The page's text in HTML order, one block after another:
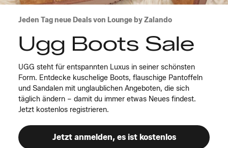
Jeden Tag neue Deals von Lounge by Zalando
Ugg Boots Sale
UGG steht für entspannten Luxus in seiner schönsten
Form. Entdecke kuschelige Boots, flauschige Pantoffeln
und Sandalen mit unglaublichen Angeboten, die sich
täglich ändern – damit du immer etwas Neues findest.
Jetzt kostenlos registrieren.
Jetzt anmelden, es ist kostenlos